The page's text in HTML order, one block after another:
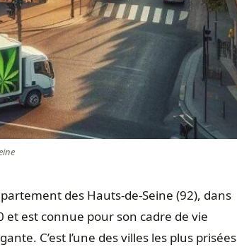
des Hauts-de-Seine (92), dans
et est connue pour son cadre de vie
C’est l’une des villes les plus prisées